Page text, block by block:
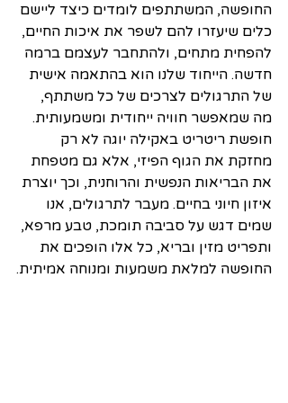
החופשה, המשתתפים לומדים כיצד ליישם
כלים שיעזרו להם לשפר את איכות החיים,
להפחית מתחים, ולהתחבר לעצמם ברמה
חדשה. הייחוד שלנו הוא בהתאמה אישית
של התרגולים לצרכים של כל משתתף,
מה שמאפשר חוויה ייחודית ומשמעותית.
חופשת ריטריט באקילה יוגה לא רק
מחזקת את הגוף הפיזי, אלא גם מטפחת
את הבריאות הנפשית והרוחנית, וכך יוצרת
איזון חיוני בחיים. מעבר לתרגולים, אנו
שמים דגש על סביבה תומכת, טבע מרפא,
ותפריט מזין ובריא, כל אלו הופכים את
החופשה למלאת משמעות ומנוחה אמיתית.